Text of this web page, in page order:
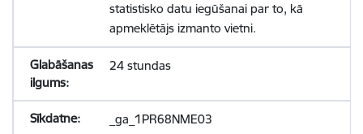
statistisko datu iegūšanai par to, kā
apmeklētājs izmanto vietni.
24 stundas
_ga_1PR68NME03